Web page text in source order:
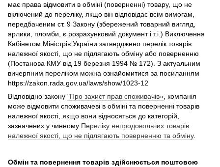
має права відмовити в обміні (поверненні) товару, що не
включений до переліку, якщо він відповідає всім вимогам,
передбаченим ст. 9 Закону (збережений товарний вигляд,
ярлики, пломби, є розрахунковий документ і т.і.) Виключення
Кабінетом Міністрів України затверджено перелік товарів
належної якості, що не підлягають обміну або поверненню
(Постанова КМУ від 19 березня 1994 № 172). З актуальним
вичерпним переліком можна ознайомитися за посиланням
https://zakon.rada.gov.ua/laws/show/1023-12
Відповідно закону "Про захист прав споживачів» , компанія
може відмовити споживачеві в обміні та поверненні товарів
належної якості, якщо вони відносяться до категорій,
зазначених у чинному Переліку непродовольчих товарів
належної якості, що не підлягають поверненню та обміну.
Обмін та повернення товарів здійснюється поштовою